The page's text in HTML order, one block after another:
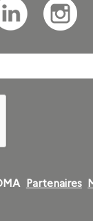
Partenaires